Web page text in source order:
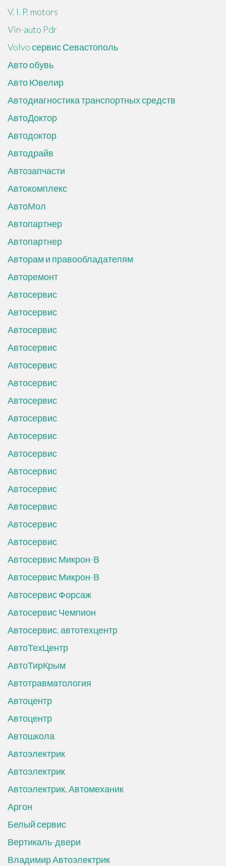
V. I. P. motors
Vin-auto Pdr
Volvo сервис Севастополь
Авто обувь
Авто Ювелир
Автодиагностика транспортных средств
АвтоДоктор
Автодоктор
Автодрайв
Автозапчасти
Автокомплекс
АвтоМол
Автопартнер
Автопартнер
Авторам и правообладателям
Авторемонт
Автосервис
Автосервис
Автосервис
Автосервис
Автосервис
Автосервис
Автосервис
Автосервис
Автосервис
Автосервис
Автосервис
Автосервис
Автосервис
Автосервис
Автосервис
Автосервис Микрон-В
Автосервис Микрон-В
Автосервис Форсаж
Автосервис Чемпион
Автосервис, автотехцентр
АвтоТехЦентр
АвтоТирКрым
Автотравматология
Автоцентр
Автоцентр
Автошкола
Автоэлектрик
Автоэлектрик
Автоэлектрик, Автомеханик
Аргон
Белый сервис
Вертикаль-двери
Владимир Автоэлектрик